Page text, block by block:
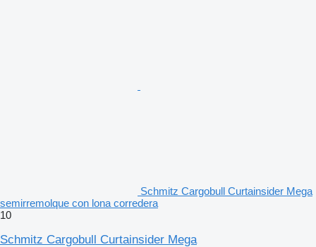
Schmitz Cargobull Curtainsider Mega
semirremolque con lona corredera
10
Schmitz Cargobull Curtainsider Mega